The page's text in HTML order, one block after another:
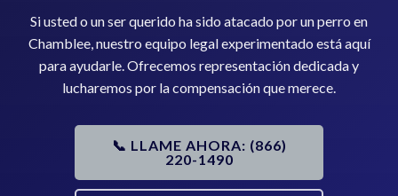
Si usted o un ser querido ha sido atacado por un perro en
Chamblee, nuestro equipo legal experimentado está aquí
para ayudarle. Ofrecemos representación dedicada y
lucharemos por la compensación que merece.
📞 LLAME AHORA: (866)
220-1490